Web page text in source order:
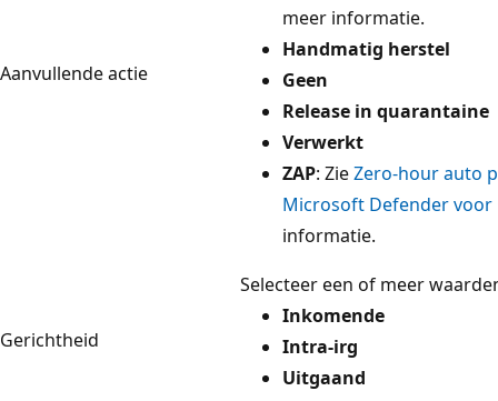
Aanvullende actie
meer informatie.
Handmatig herstel
Geen
Release in quarantaine
Verwerkt
ZAP: ZieZero-hour auto
Microsoft Defender voor
informatie.
Gerichtheid
Selecteer een of meer
Inkomende
Intra-irg
Uitgaand